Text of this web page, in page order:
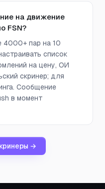
на движение
FSN?
4000+ пар на 10
список
на цену, ОИ
скринер; для
Сообщение
в момент
→